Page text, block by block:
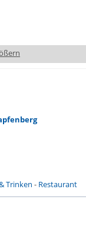
Trinken - Restaurant